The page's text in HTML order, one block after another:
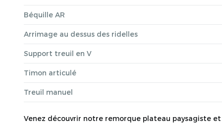
Béquille AR
Arrimage au dessus des ridelles
Support treuil en V
Timon articulé
Treuil manuel
Venez découvrir notre remorque plateau paysagiste